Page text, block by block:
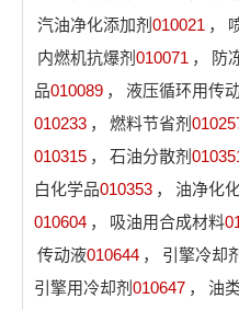
汽油净化添加剂 010021 ，
内燃机抗爆剂 010071 ， 防
品010089 ， 液压循环用传
010233 ， 燃料节省剂
010315 ， 石油分散剂
白化学品010353 ， 油净化
010604 ， 吸油用合成材料
传动液010644 ， 引擎冷却
引擎用冷却剂 010647 ， 油